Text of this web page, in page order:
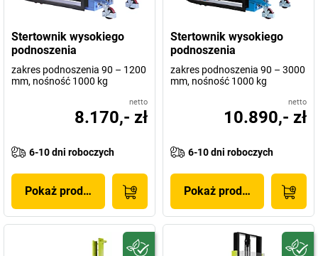
Stertownik wysokiego
podnoszenia
zakres podnoszenia 90 – 1200
mm, nośność 1000 kg
netto
8.170,- zł
6-10 dni roboczych
Pokaż produkt
Stertownik wysokiego
podnoszenia
zakres podnoszenia 90 – 3000
mm, nośność 1000 kg
netto
10.890,- zł
6-10 dni roboczych
Pokaż produkt